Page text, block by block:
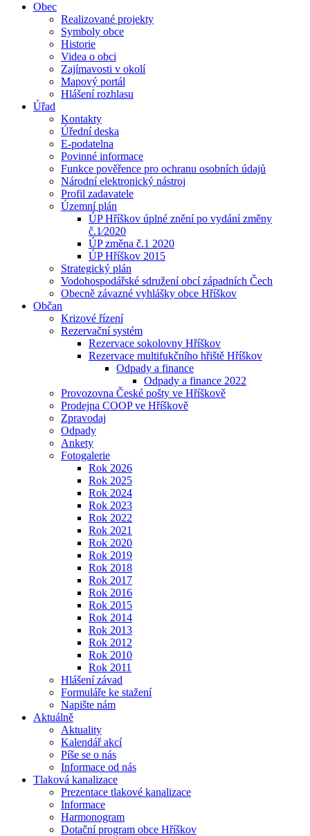
Obec
Realizované projekty
Symboly obce
Historie
Videa o obci
Zajímavosti v okolí
Mapový portál
Hlášení rozhlasu
Úřad
Kontakty
Úřední deska
E-podatelna
Povinné informace
Funkce pověřence pro ochranu osobních údajů
Národní elektronický nástroj
Profil zadavatele
Územní plán
ÚP Hříškov úplné znění po vydání změny
č.1⁄2020
ÚP změna č.1 2020
ÚP Hříškov 2015
Strategický plán
Vodohospodářské sdružení obcí západních Čech
Obecně závazné vyhlášky obce Hříškov
Občan
Krizové řízení
Rezervační systém
Rezervace sokolovny Hříškov
Rezervace multifukčního hřiště Hříškov
Odpady a finance
Odpady a finance 2022
Provozovna České pošty ve Hříškově
Prodejna COOP ve Hříškově
Zpravodaj
Odpady
Ankety
Fotogalerie
Rok 2026
Rok 2025
Rok 2024
Rok 2023
Rok 2022
Rok 2021
Rok 2020
Rok 2019
Rok 2018
Rok 2017
Rok 2016
Rok 2015
Rok 2014
Rok 2013
Rok 2012
Rok 2010
Rok 2011
Hlášení závad
Formuláře ke stažení
Napište nám
Aktuálně
Aktuality
Kalendář akcí
Píše se o nás
Informace od nás
Tlaková kanalizace
Prezentace tlakové kanalizace
Informace
Harmonogram
Dotační program obce Hříškov